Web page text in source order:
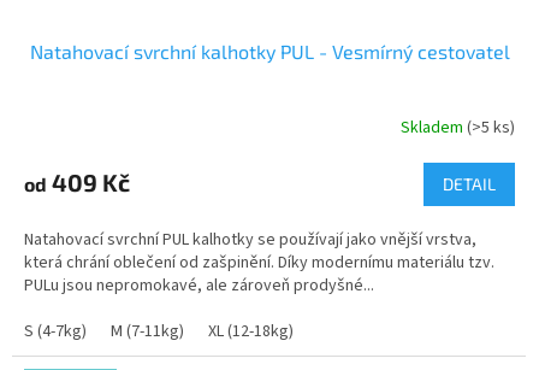
Natahovací svrchní kalhotky PUL - Vesmírný cestovatel
Skladem (>5 ks)
od 409 Kč DETAIL
Natahovací svrchní PUL kalhotky se používají jako vnější vrstva,
která chrání oblečení od zašpinění. Díky modernímu materiálu tzv.
PULu jsou nepromokavé, ale zároveň prodyšné...
S (4-7kg)
M (7-11kg) XL (12-18kg)